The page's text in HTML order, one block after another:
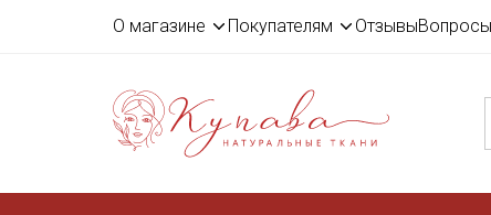
О магазине Покупателям Отзывы